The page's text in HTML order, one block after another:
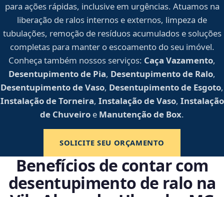
para ações rápidas, inclusive em urgências. Atuamos na
liberação de ralos internos e externos, limpeza de
tubulações, remoção de resíduos acumulados e soluções
completas para manter o escoamento do seu imóvel.
Conheça também nossos serviços: Caça Vazamento,
Desentupimento de Pia, Desentupimento de Ralo,
Desentupimento de Vaso, Desentupimento de Esgoto,
Instalação de Torneira, Instalação de Vaso, Instalação
de Chuveiro e Manutenção de Box.
SOLICITE SEU ORÇAMENTO
Benefícios de contar com
desentupimento de ralo na